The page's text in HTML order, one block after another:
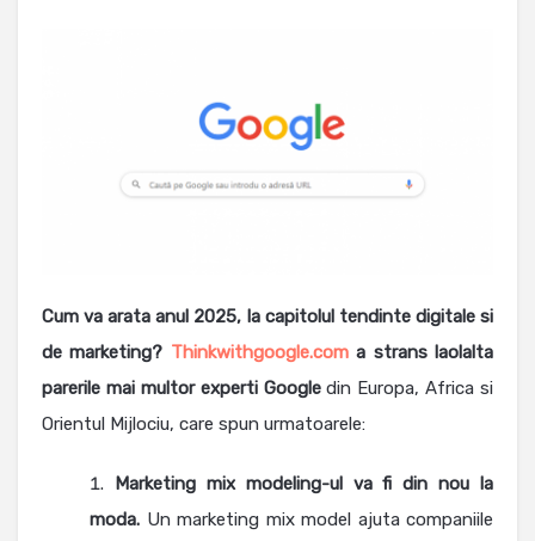
Cum va arata anul 2025, la capitolul tendinte digitale si
de marketing? Thinkwithgoogle.coma strans laolalta
parerile mai multor experti Googledin Europa, Africa si
Orientul Mijlociu, care spun urmatoarele:
Marketing mix modeling-ul va fi din nou la
moda. Un marketing mix model ajuta companiile